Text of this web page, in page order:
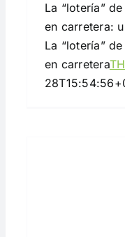
La “lotería”
en carretera:
La “lotería”
en carretera